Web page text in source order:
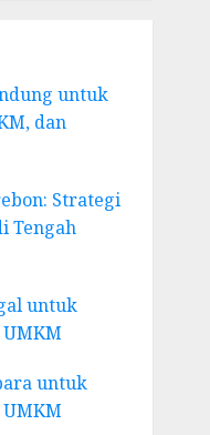
untuk
dan
Strategi
Tengah
untuk
untuk